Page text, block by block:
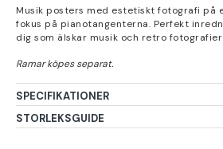
Musik posters med estetiskt fotografi på
fokus på pianotangenterna. Perfekt
dig som älskar musik och retro
SPECIFIKATIONER
STORLEKSGUIDE